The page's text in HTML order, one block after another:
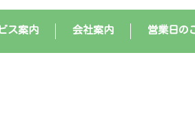
ス案内 会社案内 営業日の